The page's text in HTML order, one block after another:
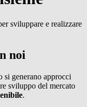
sviluppare e realizzare
noi
si generano approcci
sviluppo del mercato
.